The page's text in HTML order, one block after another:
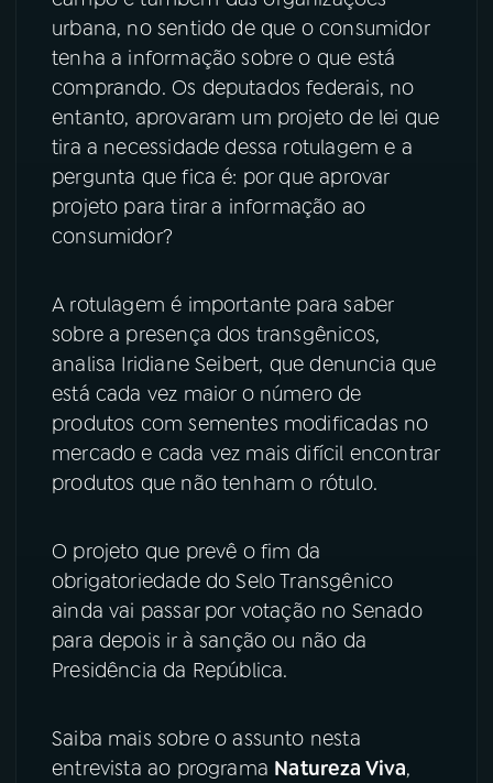
ÚLTIMAS
08FESTIVAL DE MÚSICA
ACOMPANHE A RÁDIO NACIONAL
YouTube
TikTok
urbana, no sentido de que o consumidor
tenha a informação sobre o que está
comprando. Os deputados federais, no
entanto, aprovaram um projeto de lei que
tira a necessidade dessa rotulagem e a
pergunta que fica é: por que aprovar
projeto para tirar a informação ao
consumidor?
A rotulagem é importante para saber
sobre a presença dos transgênicos,
analisa Iridiane Seibert, que denuncia que
está cada vez maior o número de
produtos com sementes modificadas no
mercado e cada vez mais difícil encontrar
produtos que não tenham o rótulo.
O projeto que prevê o fim da
obrigatoriedade do Selo Transgênico
ainda vai passar por votação no Senado
para depois ir à sanção ou não da
Presidência da República.
Saiba mais sobre o assunto nesta
entrevista ao programa Natureza Viva,